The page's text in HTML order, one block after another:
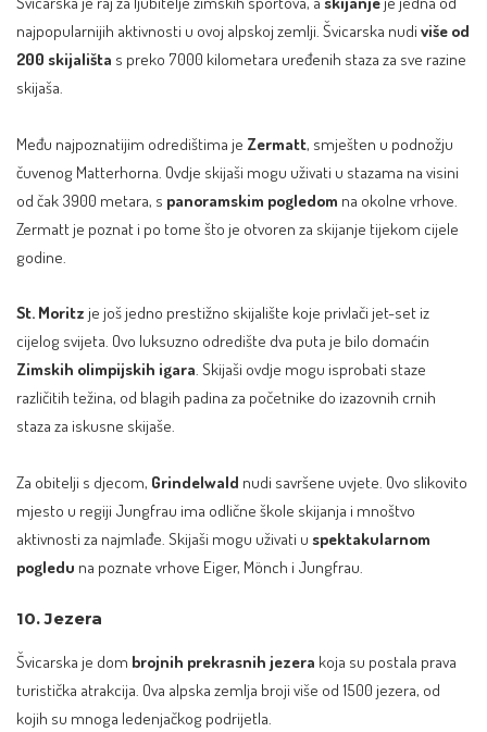
najpopularnijih aktivnosti u ovoj alpskoj zemlji. Švicarska nudi više od
200 skijališta s preko 7000 kilometara uređenih staza za sve razine
skijaša.
Među najpoznatijim odredištima je Zermatt, smješten u podnožju
čuvenog Matterhorna. Ovdje skijaši mogu uživati u stazama na visini
od čak 3900 metara, s panoramskim pogledom na okolne vrhove.
Zermatt je poznat i po tome što je otvoren za skijanje tijekom cijele
godine.
St. Moritz je još jedno prestižno skijalište koje privlači jet-set iz
cijelog svijeta. Ovo luksuzno odredište dva puta je bilo domaćin
Zimskih olimpijskih igara. Skijaši ovdje mogu isprobati staze
različitih težina, od blagih padina za početnike do izazovnih crnih
staza za iskusne skijaše.
Za obitelji s djecom, Grindelwald nudi savršene uvjete. Ovo slikovito
mjesto u regiji Jungfrau ima odlične škole skijanja i mnoštvo
aktivnosti za najmlađe. Skijaši mogu uživati u spektakularnom
pogledu na poznate vrhove Eiger, Mönch i Jungfrau.
10. Jezera
Švicarska je dom brojnih prekrasnih jezera koja su postala prava
turistička atrakcija. Ova alpska zemlja broji više od 1500 jezera, od
kojih su mnoga ledenjačkog podrijetla.